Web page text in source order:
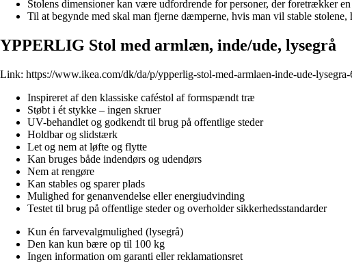
Stolens dimensioner kan være udfordrende for personer, der foretrækker
Til at begynde med skal man fjerne dæmperne, hvis man vil stable
YPPERLIG Stol med armlæn, inde/ude, lysegrå
Link: https://www.ikea.com/dk/da/p/ypperlig-stol-med-armlaen-inde-ude-
Inspireret af den klassiske caféstol af formspændt træ
Støbt i ét stykke – ingen skruer
UV-behandlet og godkendt til brug på offentlige steder
Holdbar og slidstærk
Let og nem at løfte og flytte
Kan bruges både indendørs og udendørs
Nem at rengøre
Kan stables og sparer plads
Mulighed for genanvendelse eller energiudvinding
Testet til brug på offentlige steder og overholder sikkerhedsstandarder
Kun én farvevalgmulighed (lysegrå)
Den kan kun bære op til 100 kg
Ingen information om garanti eller reklamationsret